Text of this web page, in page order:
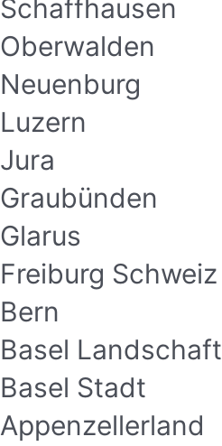
Schaffhausen
Oberwalden
Neuenburg
Luzern
Jura
Graubünden
Glarus
Freiburg Schweiz
Bern
Basel Landschaft
Basel Stadt
Appenzellerland